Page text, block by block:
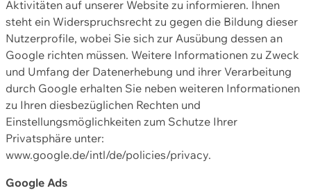
Aktivitäten auf unserer Website zu informieren. Ihnen
steht ein Widerspruchsrecht zu gegen die Bildung dieser
Nutzerprofile, wobei Sie sich zur Ausübung dessen an
Google richten müssen. Weitere Informationen zu Zweck
und Umfang der Datenerhebung und ihrer Verarbeitung
durch Google erhalten Sie neben weiteren Informationen
zu Ihren diesbezüglichen Rechten und
Einstellungsmöglichkeiten zum Schutze Ihrer
Privatsphäre unter:
www.google.de/intl/de/policies/privacy.
Google Ads